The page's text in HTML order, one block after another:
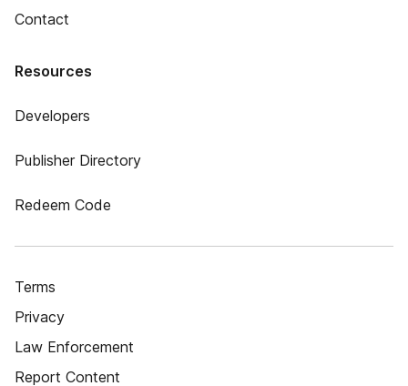
Contact
Resources
Developers
Publisher Directory
Redeem Code
Terms
Privacy
Law Enforcement
Report Content